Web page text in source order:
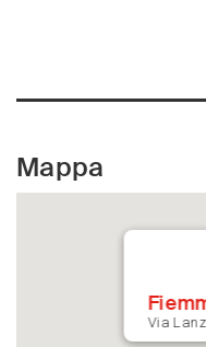
Mappa
Via